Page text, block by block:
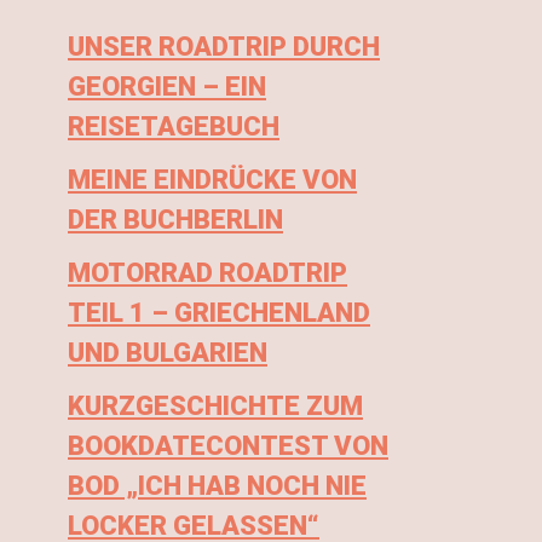
UNSER ROADTRIP DURCH
GEORGIEN – EIN
REISETAGEBUCH
MEINE EINDRÜCKE VON
DER BUCHBERLIN
MOTORRAD ROADTRIP
TEIL 1 – GRIECHENLAND
UND BULGARIEN
KURZGESCHICHTE ZUM
BOOKDATECONTEST VON
BOD „ICH HAB NOCH NIE
LOCKER GELASSEN“